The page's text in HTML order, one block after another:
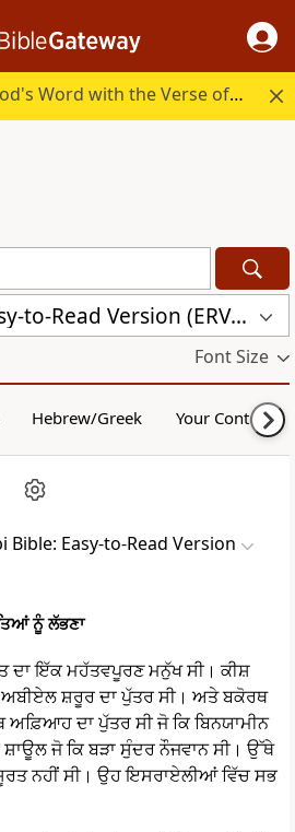
Start your day in God's Word with the Verse of the Day.
Punjabi Bible: Easy-to-Read Version (ERV-PA)
Font Size
Hebrew/Greek Your Content
Bible: Easy-to-Read Version
ਨੂੰ ਲੱਭਣਾ
ਦਾ ਇੱਕ ਮਹੱਤਵਪੂਰਣ ਮਨੁੱਖ ਸੀ। ਕੀਸ਼
ਸ਼ਰੂਰ ਦਾ ਪੁੱਤਰ ਸੀ। ਅਤੇ ਬਕੋਰਥ
ਦਾ ਪੁੱਤਰ ਸੀ ਜੋ ਕਿ ਬਿਨਯਾਮੀਨ
ਸ਼ਾਊਲ ਜੋ ਕਿ ਬੜਾ ਸੁੰਦਰ ਨੌਜਵਾਨ ਸੀ। ਉੱਥੇ
ਨਹੀਂ ਸੀ। ਉਹ ਇਸਰਾਏਲੀਆਂ ਵਿੱਚ ਸਭ